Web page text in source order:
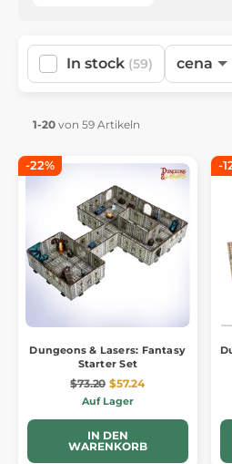
In stock (59) cena
1-20 von 59 Artikeln
-22%
Dungeons & Lasers: Fantasy
Starter Set
$73.20 $57.24
Auf Lager
IN DEN
WARENKORB
-